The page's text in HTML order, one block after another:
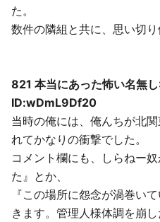
た。
数件の隣組と共に、思い切り
821 本当にあった怖い名
ID:wDmL9Df20
当時の俺には、俺んちが北
れてかなりの衝撃でした。
コメント欄にも、しらねー
た』とか、
『この場所に怨念が渦巻い
きます。管理人様体調を崩